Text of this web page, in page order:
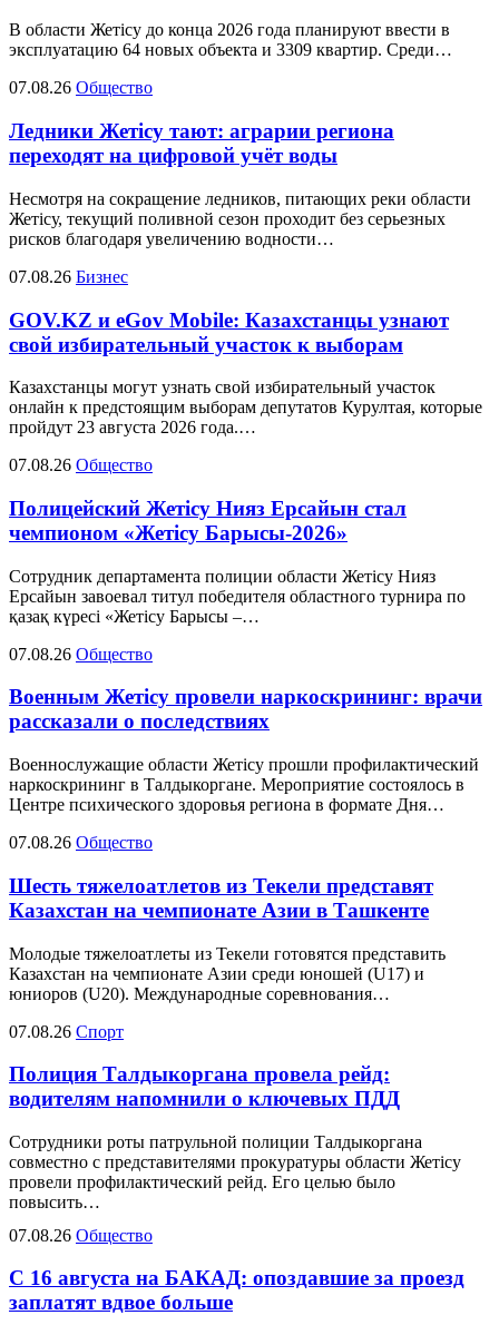
В области Жетісу до конца 2026 года планируют ввести в
эксплуатацию 64 новых объекта и 3309 квартир. Среди…
07.08.26 Общество
Ледники Жетісу тают: аграрии региона
переходят на цифровой учёт воды
Несмотря на сокращение ледников, питающих реки области
Жетісу, текущий поливной сезон проходит без серьезных
рисков благодаря увеличению водности…
07.08.26 Бизнес
GOV.KZ и eGov Mobile: Казахстанцы узнают
свой избирательный участок к выборам
Казахстанцы могут узнать свой избирательный участок
онлайн к предстоящим выборам депутатов Курултая, которые
пройдут 23 августа 2026 года.…
07.08.26 Общество
Полицейский Жетісу Нияз Ерсайын стал
чемпионом «Жетісу Барысы-2026»
Сотрудник департамента полиции области Жетісу Нияз
Ерсайын завоевал титул победителя областного турнира по
қазақ күресі «Жетісу Барысы –…
07.08.26 Общество
Военным Жетісу провели наркоскрининг: врачи
рассказали о последствиях
Военнослужащие области Жетісу прошли профилактический
наркоскрининг в Талдыкоргане. Мероприятие состоялось в
Центре психического здоровья региона в формате Дня…
07.08.26 Общество
Шесть тяжелоатлетов из Текели представят
Казахстан на чемпионате Азии в Ташкенте
Молодые тяжелоатлеты из Текели готовятся представить
Казахстан на чемпионате Азии среди юношей (U17) и
юниоров (U20). Международные соревнования…
07.08.26 Спорт
Полиция Талдыкоргана провела рейд:
водителям напомнили о ключевых ПДД
Сотрудники роты патрульной полиции Талдыкоргана
совместно с представителями прокуратуры области Жетісу
провели профилактический рейд. Его целью было
повысить…
07.08.26 Общество
С 16 августа на БАКАД: опоздавшие за проезд
заплатят вдвое больше